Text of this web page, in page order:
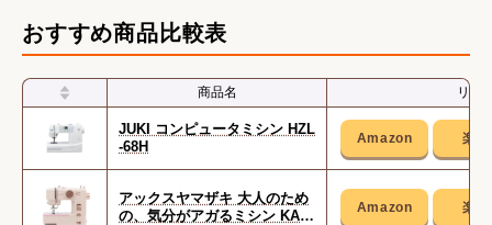
おすすめ商品比較表
商品名 リン
JUKI コンピュータミシン HZL
-68H
アックスヤマザキ 大人のため
の、気分がアガるミシン KA-0